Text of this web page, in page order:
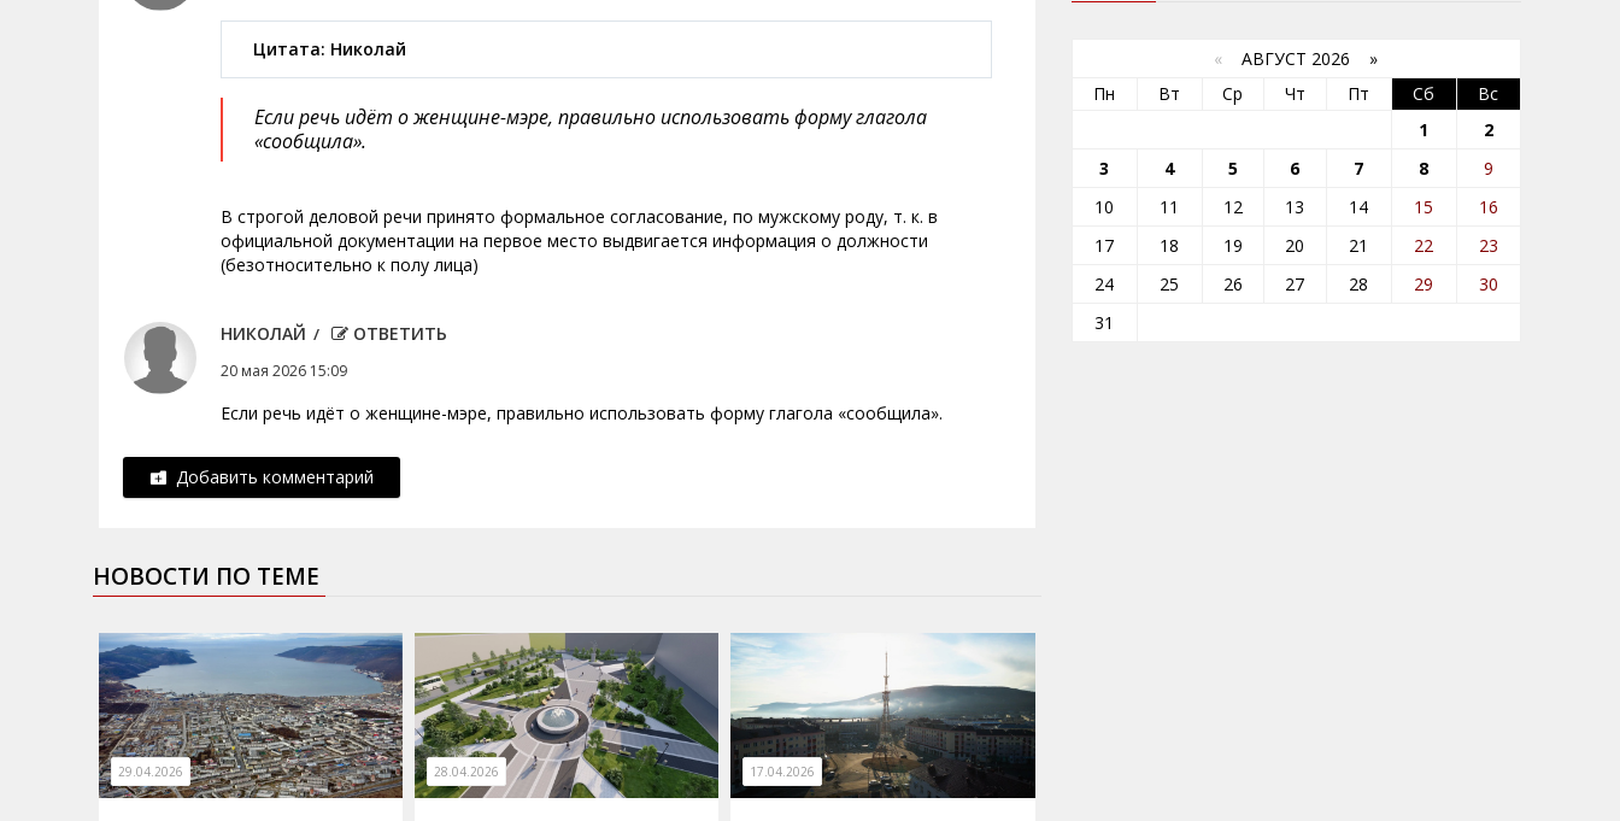
Цитата: Николай
Если речь идёт о женщине-мэре, правильно использовать форму глагола
«сообщила».
В строгой деловой речи принято формальное согласование, по мужскому роду, т. к. в
официальной документации на первое место выдвигается информация о должности
(безотносительно к полу лица)
НИКОЛАЙ ОТВЕТИТЬ
20 мая 2026 15:09
Если речь идёт о женщине-мэре, правильно использовать форму глагола «сообщила».
Добавить комментарий
НОВОСТИ ПО ТЕМЕ
29.04.2026 28.04.2026 17.04.2026
« АВГУСТ 2026 »
Пн
Вт Ср Чт Пт Сб
Вс
1
2
3
4 5 6 7 8
9
10
11 12 13 14 15
16
17
18 19 20 21 22
23
24
25 26 27 28 29
30
31